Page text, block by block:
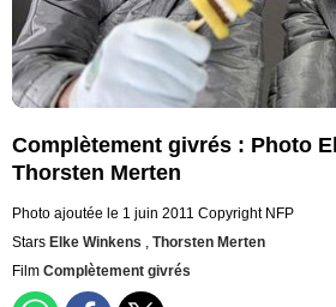
Complètement givrés : Photo
Thorsten Merten
Photo ajoutée le 1 juin 2011 Copyright NFP
Stars Elke Winkens , Thorsten Merten
Film Complètement givrés